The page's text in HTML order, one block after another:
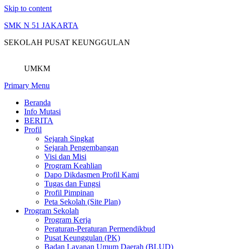
Skip to content
SMK N 51 JAKARTA
SEKOLAH PUSAT KEUNGGULAN
UMKM
Primary Menu
Beranda
Info Mutasi
BERITA
Profil
Sejarah Singkat
Sejarah Pengembangan
Visi dan Misi
Program Keahlian
Dapo Dikdasmen Profil Kami
Tugas dan Fungsi
Profil Pimpinan
Peta Sekolah (Site Plan)
Program Sekolah
Program Kerja
Peraturan-Peraturan Permendikbud
Pusat Keunggulan (PK)
Badan Layanan Umum Daerah (BLUD)